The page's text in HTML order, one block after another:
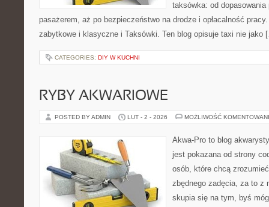
taksówka: od
pasażerem, aż po bezpieczeństwo na drodze i opłacalność
zabytkowe i klasyczne i Taksówki. Ten blog opisuje taxi nie jako
CATEGORIES: DIY W KUCHNI
RYBY AKWARIOWE
POSTED BY ADMIN LUT - 2 - 2026 MOŻLIWOŚĆ
Akwa-Pro to blog
jest pokazana od strony
osób, które chcą
zbędnego zadęcia, za to z
skupia się na tym, byś